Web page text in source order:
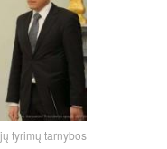
tyrimų tarnybos